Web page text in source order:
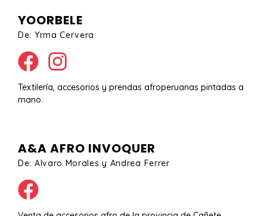
YOORBELE
De: Yrma Cervera
Textilería, accesorios y prendas afroperuanas pintadas a
mano.
A&A AFRO INVOQUER
De: Alvaro Morales y Andrea Ferrer